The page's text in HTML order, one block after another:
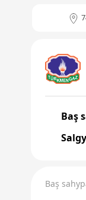
Baş
Baş